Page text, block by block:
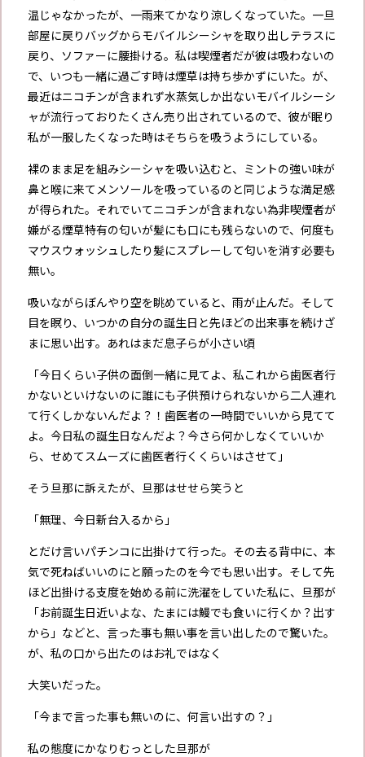
温じゃなかったが、一雨来てかなり涼しくなっていた。一旦
部屋に戻りバッグからモバイルシーシャを取り出しテラスに
戻り、ソファーに腰掛ける。私は喫煙者だが彼は吸わないの
で、いつも一緒に過ごす時は煙草は持ち歩かずにいた。が、
最近はニコチンが含まれず水蒸気しか出ないモバイルシーシ
ャが流行っておりたくさん売り出されているので、彼が眠り
私が一服したくなった時はそちらを吸うようにしている。
裸のまま足を組みシーシャを吸い込むと、ミントの強い味が
鼻と喉に来てメンソールを吸っているのと同じような満足感
が得られた。それでいてニコチンが含まれない為非喫煙者が
嫌がる煙草特有の匂いが髪にも口にも残らないので、何度も
マウスウォッシュしたり髪にスプレーして匂いを消す必要も
無い。
吸いながらぼんやり空を眺めていると、雨が止んだ。そして
目を瞑り、いつかの自分の誕生日と先ほどの出来事を続けざ
まに思い出す。あれはまだ息子らが小さい頃
「今日くらい子供の面倒一緒に見てよ、私これから歯医者行
かないといけないのに誰にも子供預けられないから二人連れ
て行くしかないんだよ？！歯医者の一時間でいいから見てて
よ。今日私の誕生日なんだよ？今さら何かしなくていいか
ら、せめてスムーズに歯医者行くくらいはさせて」
そう旦那に訴えたが、旦那はせせら笑うと
「無理、今日新台入るから」
とだけ言いパチンコに出掛けて行った。その去る背中に、本
気で死ねばいいのにと願ったのを今でも思い出す。そして先
ほど出掛ける支度を始める前に洗濯をしていた私に、旦那が
「お前誕生日近いよな、たまには鰻でも食いに行くか？出す
から」 などと、言った事も無い事を言い出したので驚いた。
が、私の口から出たのはお礼ではなく
大笑いだった。
「今まで言った事も無いのに、何言い出すの？」
私の態度にかなりむっとした旦那が